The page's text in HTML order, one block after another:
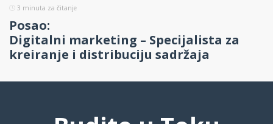
3 minuta za čitanje
Posao:
Digitalni marketing – Specijalista za
kreiranje i distribuciju sadržaja